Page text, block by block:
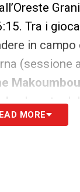
Tra i
in
Makoumbou
al posto
di Lella.
MORE